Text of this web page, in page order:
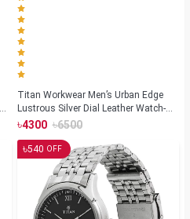
Titan Workwear Men’s Urban Edge
Lustrous Silver Dial Leather Watch-
1802SL01
৳4300 ৳6500
৳540 OFF